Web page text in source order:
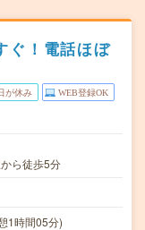
！電話ほぼ
が休み WEB登録OK
ら徒歩5分
1時間05分)